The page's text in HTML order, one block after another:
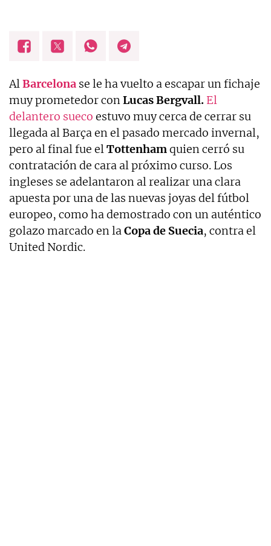
AlBarcelona se le ha vuelto a escapar un fichaje
muy prometedor conLucas Bergvall. El
delantero sueco estuvo muy cerca de cerrar su
llegada al Barça en el pasado mercado invernal,
pero al final fue elTottenhamquien cerró su
contratación de cara al próximo curso. Los
ingleses se adelantaron al realizar una clara
apuesta por una de las nuevas joyas del fútbol
europeo, como ha demostrado con un auténtico
golazo marcado en laCopa de Suecia, contra el
United Nordic.